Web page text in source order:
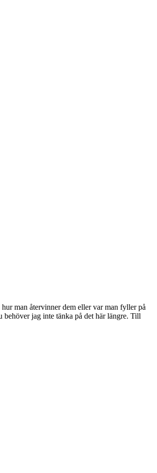
man återvinner dem eller var man fyller på
jag inte tänka på det här längre. Till